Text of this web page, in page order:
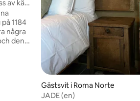
av känd
1184
några
den
Gästsvit i Roma Norte
JADE (en)